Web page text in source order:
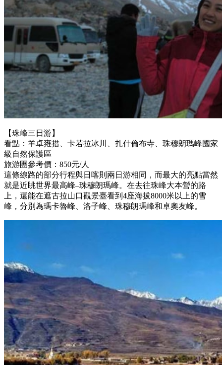
【珠峰三日游】
看點：羊卓雍措、卡若拉冰川、扎什倫布寺、珠穆朗瑪峰國家
級自然保護區
旅游團參考價：850元/人
這條線路的部分行程與日喀則兩日游相同，而最大的亮點當然
就是近眺世界最高峰–珠穆朗瑪峰。在去往珠峰大本營的路
上，還能在遮古拉山口觀景臺看到4座海拔8000米以上的雪
峰，分別為瑪卡魯峰、洛子峰、珠穆朗瑪峰和卓奧友峰。